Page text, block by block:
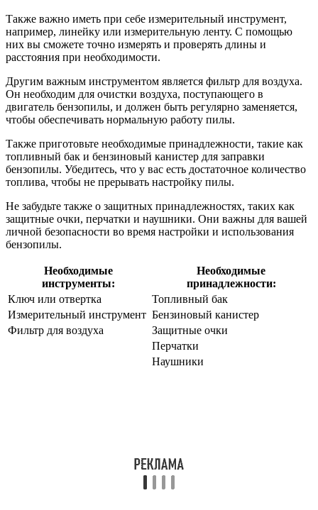
Также важно иметь при себе измерительный инструмент,
например, линейку или измерительную ленту. С помощью
них вы сможете точно измерять и проверять длины и
расстояния при необходимости.
Другим важным инструментом является фильтр для воздуха.
Он необходим для очистки воздуха, поступающего в
двигатель бензопилы, и должен быть регулярно заменяется,
чтобы обеспечивать нормальную работу пилы.
Также приготовьте необходимые принадлежности, такие как
топливный бак и бензиновый канистер для заправки
бензопилы. Убедитесь, что у вас есть достаточное количество
топлива, чтобы не прерывать настройку пилы.
Не забудьте также о защитных принадлежностях, таких как
защитные очки, перчатки и наушники. Они важны для вашей
личной безопасности во время настройки и использования
бензопилы.
Необходимые
инструменты:
Необходимые
принадлежности:
Ключ или отвертка
Топливный бак
Измерительный инструмент Бензиновый канистер
Фильтр для воздуха
Защитные очки
Перчатки
Наушники